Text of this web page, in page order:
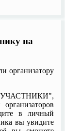
на
организатору
"УЧАСТНИКИ",
в личный
вы увидите